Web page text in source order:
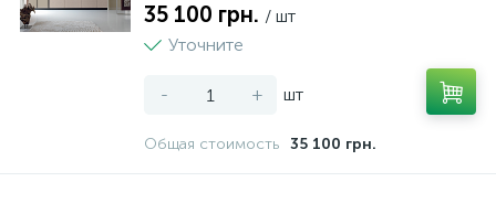
35 100 грн. / шт
Уточните
- + шт
Общая стоимость 35 100 грн.